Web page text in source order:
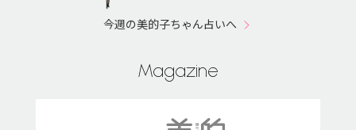
今週の美的子ちゃん占いへ
Magazine